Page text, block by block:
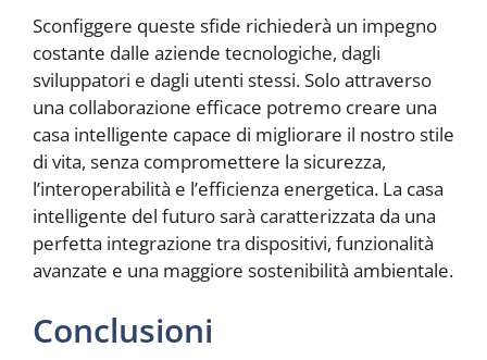
Sconfiggere queste sfide richiederà un impegno
costante dalle aziende tecnologiche, dagli
sviluppatori e dagli utenti stessi. Solo attraverso
una collaborazione efficace potremo creare una
casa intelligente capace di migliorare il nostro stile
di vita, senza compromettere la sicurezza,
l’interoperabilità e l’efficienza energetica. La casa
intelligente del futuro sarà caratterizzata da una
perfetta integrazione tra dispositivi, funzionalità
avanzate e una maggiore sostenibilità ambientale.
Conclusioni